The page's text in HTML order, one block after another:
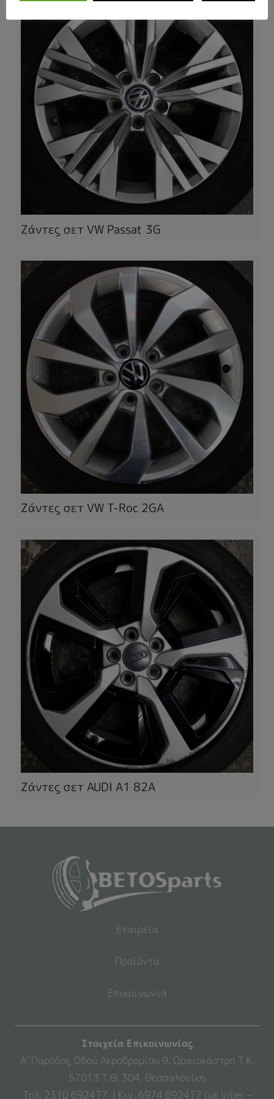
Ζάντες σετ VW Passat 3G
Ζάντες σετ VW T-Roc 2GA
Ζάντες σετ AUDI A1 82A
Εταιρεία
Προϊόντα
Επικοινωνία
Στοιχεία Επικοινωνίας
Α’ Παρόδος Οδού Αεροδρομίου 9, Ωραιοκάστρο Τ.Κ.
57013 Τ.Θ. 304, Θεσσαλονίκη
Τηλ. 2310 692477 | Κιν. 6974 692477 (με Viber –